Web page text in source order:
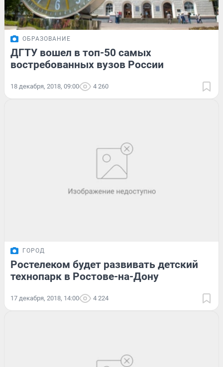
ОБРАЗОВАНИЕ
ДГТУ вошел в топ-50 самых
востребованных вузов России
18 декабря, 2018, 09:00 4 260
ГОРОД
Ростелеком будет развивать детский
технопарк в Ростове-на-Дону
17 декабря, 2018, 14:00 4 224